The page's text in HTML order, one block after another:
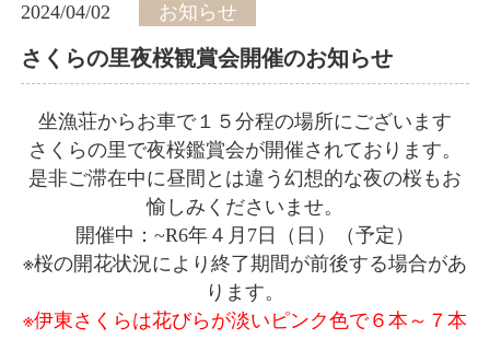
2024/04/02 お知らせ
さくらの里夜桜観賞会開催のお知らせ
坐漁荘からお車で１５分程の場所にございます
さくらの里で夜桜鑑賞会が開催されております。
是非ご滞在中に昼間とは違う幻想的な夜の桜もお
愉しみくださいませ。
開催中：~R6年４月7日（日）（予定）
※桜の開花状況により終了期間が前後する場合があ
ります。
※伊東さくらは花びらが淡いピンク色で６本～７本